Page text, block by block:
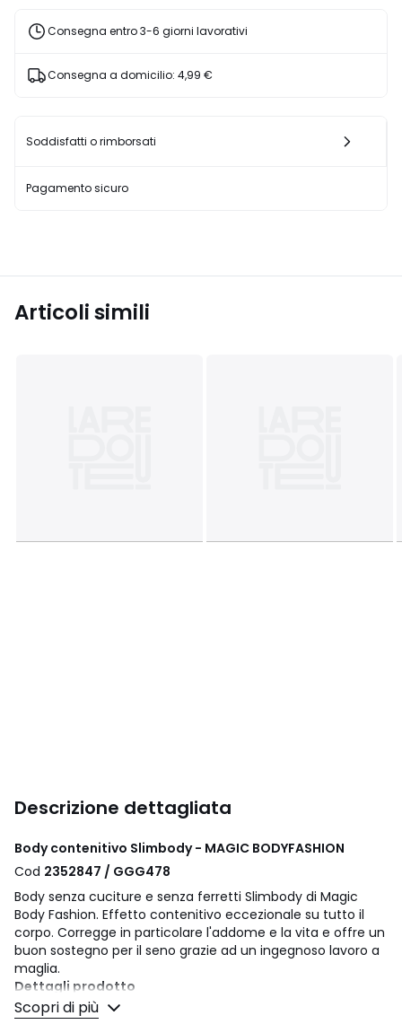
sconto
applicato.
Consegna entro 3-6 giorni lavorativi
Consegna a domicilio: 4,99 €
Soddisfatti o rimborsati
Pagamento sicuro
Articoli simili
Descrizione dettagliata
Body contenitivo Slimbody - MAGIC BODYFASHION
Cod 2352847 / GGG478
Body senza cuciture e senza ferretti Slimbody di Magic
Body Fashion. Effetto contenitivo eccezionale su tutto il
corpo. Corregge in particolare l'addome e la vita e offre un
buon sostegno per il seno grazie ad un ingegnoso lavoro a
maglia.
Dettagli prodotto
• Senza cuciture
• Invisibile sotto i vestiti
Scopri di più